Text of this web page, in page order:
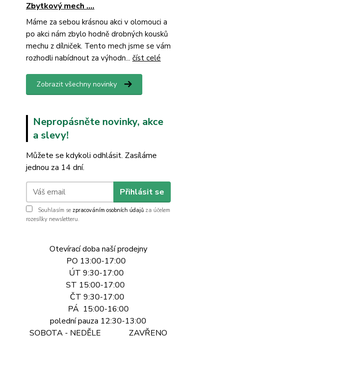
Zbytkový mech ....
Máme za sebou krásnou akci v olomouci a
po akci nám zbylo hodně drobných kousků
mechu z dílniček. Tento mech jsme se vám
rozhodli nabídnout za výhodn... číst celé
Zobrazit všechny novinky
Nepropásněte novinky, akce
a slevy!
Můžete se kdykoli odhlásit. Zasíláme
jednou za 14 dní.
Přihlásit se
Souhlasím se zpracováním osobních údajů za účelem
rozesílky newsletteru.
Otevírací doba naší prodejny
PO 13:00-17:00
ÚT 9:30-17:00
ST 15:00-17:00
ČT 9:30-17:00
PÁ 15:00-16:00
polední pauza 12:30-13:00
SOBOTA - NEDĚLE ZAVŘENO